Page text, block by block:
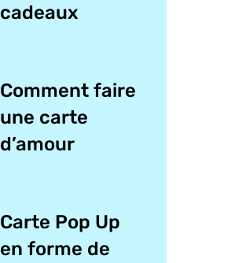
cadeaux
Comment faire
une carte
d’amour
Carte Pop Up
en forme de